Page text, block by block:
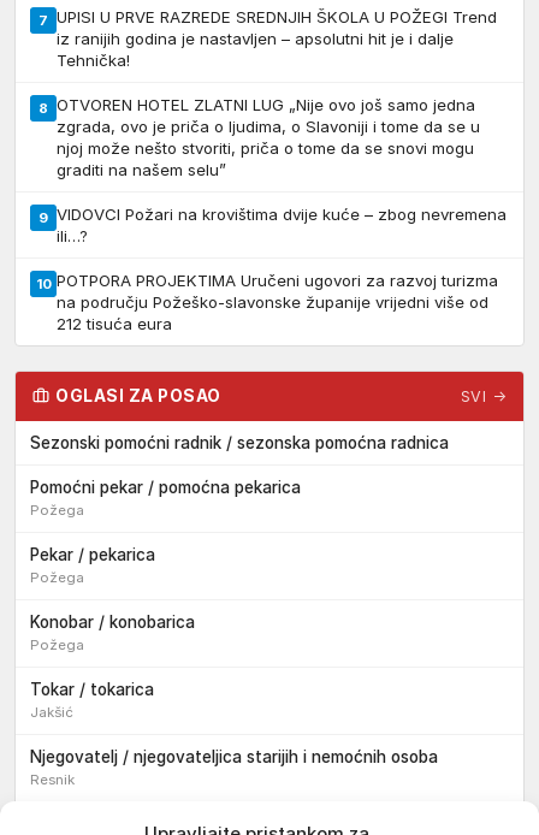
7 UPISI U PRVE RAZREDE SREDNJIH ŠKOLA U POŽEGI Trend
iz ranijih godina je nastavljen – apsolutni hit je i dalje
Tehnička!
8 OTVOREN HOTEL ZLATNI LUG „Nije ovo još samo jedna
zgrada, ovo je priča o ljudima, o Slavoniji i tome da se u
njoj može nešto stvoriti, priča o tome da se snovi mogu
graditi na našem selu”
9 VIDOVCI Požari na krovištima dvije kuće – zbog nevremena
ili…?
10 POTPORA PROJEKTIMA Uručeni ugovori za razvoj turizma
na području Požeško-slavonske županije vrijedni više od
212 tisuća eura
OGLASI ZA POSAO SVI →
Sezonski pomoćni radnik / sezonska pomoćna radnica
Pomoćni pekar / pomoćna pekarica
Požega
Pekar / pekarica
Požega
Konobar / konobarica
Požega
Tokar / tokarica
Jakšić
Njegovatelj / njegovateljica starijih i nemoćnih osoba
Resnik
Konobar / konobarica